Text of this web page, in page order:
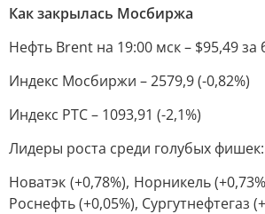
Как закрылась Мосбиржа
Нефть Brent на 19:00 мск – $95,49 за
Индекс Мосбиржи – 2579,9 (-0,82%)
Индекс РТС – 1093,91 (-2,1%)
Лидеры роста среди голубых фишек:
Новатэк (+0,78%), Норникель
Роснефть (+0,05%), Сургутнефтегаз